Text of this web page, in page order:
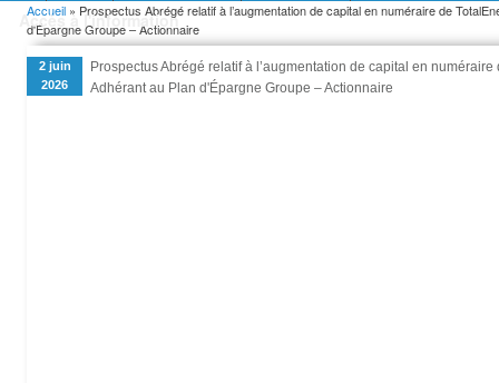
Accès à l'information
Vous êtes ici
Accueil » Prospectus Abrégé relatif à l’augmentation de capital en numéraire de
d'Épargne Groupe – Actionnaire
2 juin
2026
Prospectus Abrégé relatif à l’augmentation de capital en
Adhérant au Plan d'Épargne Groupe – Actionnaire